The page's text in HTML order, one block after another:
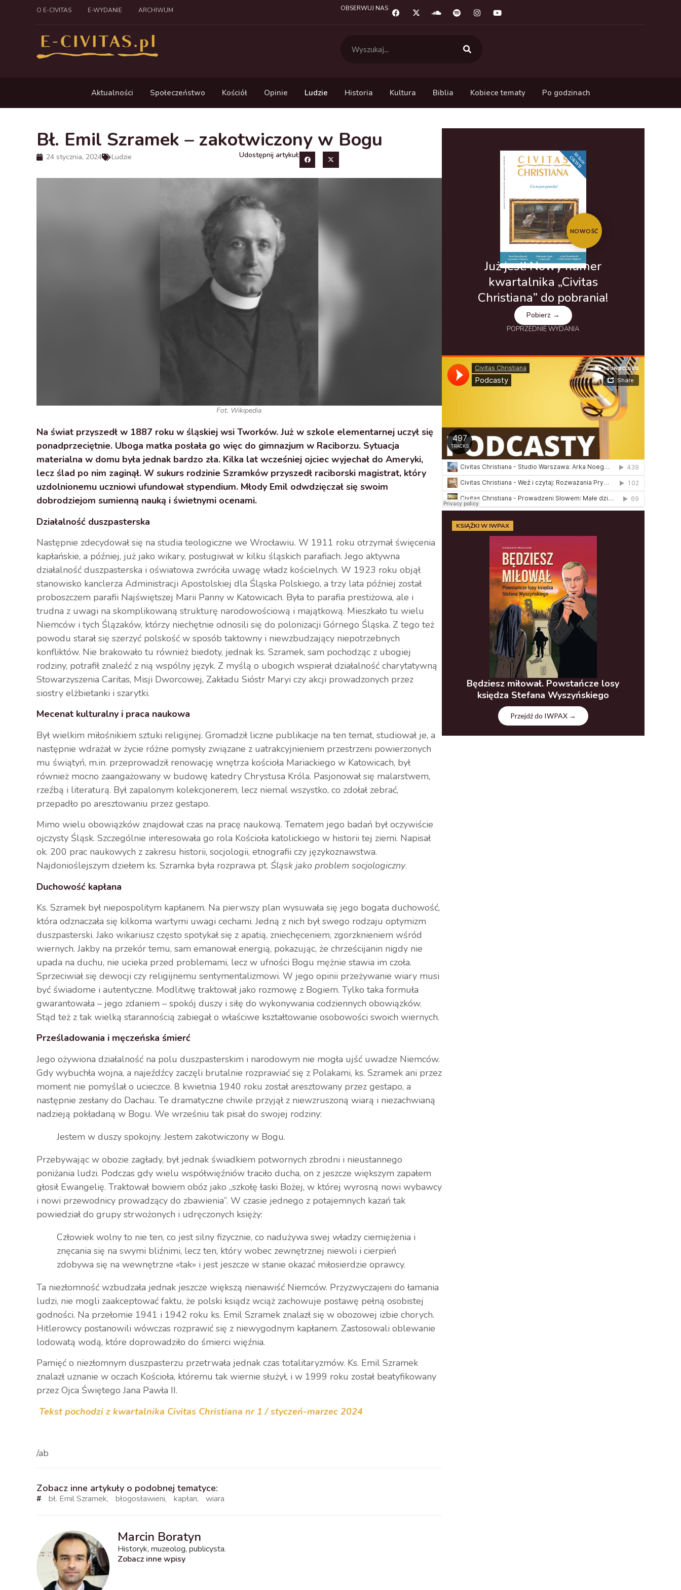
O E-CIVITAS E-WYDANIE ARCHIWUM OBSERWUJ NAS
Aktualności Społeczeństwo Kościół Opinie Ludzie Historia Kultura Biblia Kobiece tematy Po godzinach
Bł. Emil Szramek – zakotwiczony w Bogu
24 stycznia, 2024 Ludzie Udostępnij artykuł:
Fot. Wikipedia
Na świat przyszedł w 1887 roku w śląskiej wsi Tworków. Już w szkole elementarnej uczył się
ponadprzeciętnie. Uboga matka posłała go więc do gimnazjum w Raciborzu. Sytuacja
materialna w domu była jednak bardzo zła. Kilka lat wcześniej ojciec wyjechał do Ameryki,
lecz ślad po nim zaginął. W sukurs rodzinie Szramków przyszedł raciborski magistrat, który
uzdolnionemu uczniowi ufundował stypendium. Młody Emil odwdzięczał się swoim
dobrodziejom sumienną nauką i świetnymi ocenami.
Działalność duszpasterska
Następnie zdecydował się na studia teologiczne we Wrocławiu. W 1911 roku otrzymał święcenia
kapłańskie, a później, już jako wikary, posługiwał w kilku śląskich parafiach. Jego aktywna
działalność duszpasterska i oświatowa zwróciła uwagę władz kościelnych. W 1923 roku objął
stanowisko kanclerza Administracji Apostolskiej dla Śląska Polskiego, a trzy lata później został
proboszczem parafii Najświętszej Marii Panny w Katowicach. Była to parafia prestiżowa, ale i
trudna z uwagi na skomplikowaną strukturę narodowościową i majątkową. Mieszkało tu wielu
Niemców i tych Ślązaków, którzy niechętnie odnosili się do polonizacji Górnego Śląska. Z tego też
powodu starał się szerzyć polskość w sposób taktowny i niewzbudzający niepotrzebnych
konfliktów. Nie brakowało tu również biedoty, jednak ks. Szramek, sam pochodząc z ubogiej
rodziny, potrafił znaleźć z nią wspólny język. Z myślą o ubogich wspierał działalność charytatywną
Stowarzyszenia Caritas, Misji Dworcowej, Zakładu Sióstr Maryi czy akcji prowadzonych przez
siostry elżbietanki i szarytki.
Mecenat kulturalny i praca naukowa
Był wielkim miłośnikiem sztuki religijnej. Gromadził liczne publikacje na ten temat, studiował je, a
następnie wdrażał w życie różne pomysły związane z uatrakcyjnieniem przestrzeni powierzonych
mu świątyń, m.in. przeprowadził renowację wnętrza kościoła Mariackiego w Katowicach, był
również mocno zaangażowany w budowę katedry Chrystusa Króla. Pasjonował się malarstwem,
rzeźbą i literaturą. Był zapalonym kolekcjonerem, lecz niemal wszystko, co zdołał zebrać,
przepadło po aresztowaniu przez gestapo.
Mimo wielu obowiązków znajdował czas na pracę naukową. Tematem jego badań był oczywiście
ojczysty Śląsk. Szczególnie interesowała go rola Kościoła katolickiego w historii tej ziemi. Napisał
ok. 200 prac naukowych z zakresu historii, socjologii, etnografii czy językoznawstwa.
Najdonioślejszym dziełem ks. Szramka była rozprawa pt. Śląsk jako problem socjologiczny.
Duchowość kapłana
Ks. Szramek był niepospolitym kapłanem. Na pierwszy plan wysuwała się jego bogata duchowość,
która odznaczała się kilkoma wartymi uwagi cechami. Jedną z nich był swego rodzaju optymizm
duszpasterski. Jako wikariusz często spotykał się z apatią, zniechęceniem, zgorzknieniem wśród
wiernych. Jakby na przekór temu, sam emanował energią, pokazując, że chrześcijanin nigdy nie
upada na duchu, nie ucieka przed problemami, lecz w ufności Bogu mężnie stawia im czoła.
Sprzeciwiał się dewocji czy religijnemu sentymentalizmowi. W jego opinii przeżywanie wiary musi
być świadome i autentyczne. Modlitwę traktował jako rozmowę z Bogiem. Tylko taka formuła
gwarantowała – jego zdaniem – spokój duszy i siłę do wykonywania codziennych obowiązków.
Stąd też z tak wielką starannością zabiegał o właściwe kształtowanie osobowości swoich wiernych.
Prześladowania i męczeńska śmierć
Jego ożywiona działalność na polu duszpasterskim i narodowym nie mogła ujść uwadze Niemców.
Gdy wybuchła wojna, a najeźdźcy zaczęli brutalnie rozprawiać się z Polakami, ks. Szramek ani przez
moment nie pomyślał o ucieczce. 8 kwietnia 1940 roku został aresztowany przez gestapo, a
następnie zesłany do Dachau. Te dramatyczne chwile przyjął z niewzruszoną wiarą i niezachwianą
nadzieją pokładaną w Bogu. We wrześniu tak pisał do swojej rodziny:
Jestem w duszy spokojny. Jestem zakotwiczony w Bogu.
Przebywając w obozie zagłady, był jednak świadkiem potwornych zbrodni i nieustannego
poniżania ludzi. Podczas gdy wielu współwięźniów traciło ducha, on z jeszcze większym zapałem
głosił Ewangelię. Traktował bowiem obóz jako „szkołę łaski Bożej, w której wyrosną nowi wybawcy
i nowi przewodnicy prowadzący do zbawienia”. W czasie jednego z potajemnych kazań tak
powiedział do grupy strwożonych i udręczonych księży:
Człowiek wolny to nie ten, co jest silny fizycznie, co nadużywa swej władzy ciemiężenia i
znęcania się na swymi bliźnimi, lecz ten, który wobec zewnętrznej niewoli i cierpień
zdobywa się na wewnętrzne «tak» i jest jeszcze w stanie okazać miłosierdzie oprawcy.
Ta niezłomność wzbudzała jednak jeszcze większą nienawiść Niemców. Przyzwyczajeni do łamania
ludzi, nie mogli zaakceptować faktu, że polski ksiądz wciąż zachowuje postawę pełną osobistej
godności. Na przełomie 1941 i 1942 roku ks. Emil Szramek znalazł się w obozowej izbie chorych.
Hitlerowcy postanowili wówczas rozprawić się z niewygodnym kapłanem. Zastosowali oblewanie
lodowatą wodą, które doprowadziło do śmierci więźnia.
Pamięć o niezłomnym duszpasterzu przetrwała jednak czas totalitaryzmów. Ks. Emil Szramek
znalazł uznanie w oczach Kościoła, któremu tak wiernie służył, i w 1999 roku został beatyfikowany
przez Ojca Świętego Jana Pawła II.
Tekst pochodzi z kwartalnika Civitas Christiana nr 1 / styczeń-marzec 2024
/ab
Zobacz inne artykuły o podobnej tematyce:
# bł. Emil Szramek, błogosławieni, kapłan, wiara
Marcin Boratyn
Historyk, muzeolog, publicysta.
Zobacz inne wpisy
NOWOŚĆ
Już jest! Nowy numer
kwartalnika „Civitas
Christiana” do pobrania!
Pobierz →
POPRZEDNIE WYDANIA
KSIĄŻKI W IWPAX
Będziesz miłował. Powstańcze losy
księdza Stefana Wyszyńskiego
Przejdź do IWPAX →